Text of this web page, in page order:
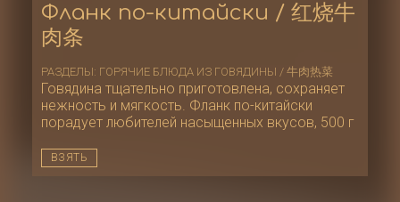
Фланк по-китайски / 红烧牛
肉条
РАЗДЕЛЫ: ГОРЯЧИЕ БЛЮДА ИЗ ГОВЯДИНЫ / 牛肉热菜
Говядина тщательно приготовлена, сохраняет
нежность и мягкость. Фланк по-китайски
порадует любителей насыщенных вкусов, 500 г
ВЗЯТЬ